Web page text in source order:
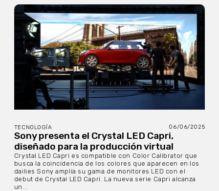
TECNOLOGÍA 06/06/2025
Sony presenta el Crystal LED Capri,
diseñado para la producción virtual
Crystal LED Capri es compatible con Color Calibrator que
busca la coincidencia de los colores que aparecen en los
dailies Sony amplía su gama de monitores LED con el
debut de Crystal LED Capri. La nueva serie Capri alcanza
un...